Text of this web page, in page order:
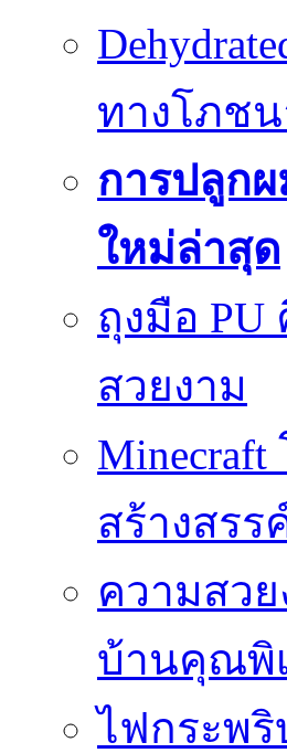
ทางโภช
การปลูก
ใหม่ล่าสุด
ถุงมือ
สวยงาม
สร้างสรร
ความสว
บ้านคุณพิ
ไฟกระพ